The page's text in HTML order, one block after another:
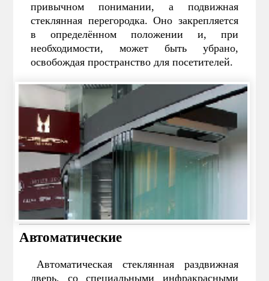
привычном понимании, а подвижная
стеклянная перегородка. Оно закрепляется
в определённом положении и, при
необходимости, может быть убрано,
освобождая пространство для посетителей.
Автоматические
Автоматическая стеклянная раздвижная
дверь, со специальными инфракрасными